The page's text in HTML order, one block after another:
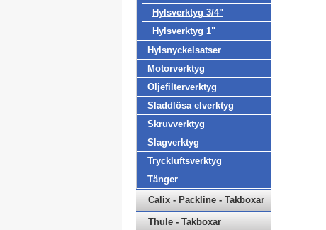
Hylsverktyg 3/4"
Hylsverktyg 1"
Hylsnyckelsatser
Motorverktyg
Oljefilterverktyg
Sladdlösa elverktyg
Skruvverktyg
Slagverktyg
Tryckluftsverktyg
Tänger
Calix - Packline - Takboxar
Thule - Takboxar